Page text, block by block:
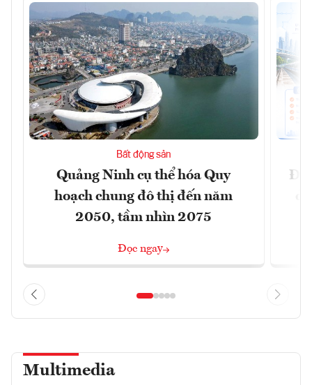
Bất động sản
Quảng Ninh cụ thể hóa Quy
hoạch chung đô thị đến năm
2050, tầm nhìn 2075
Đọc ngay
Multimedia